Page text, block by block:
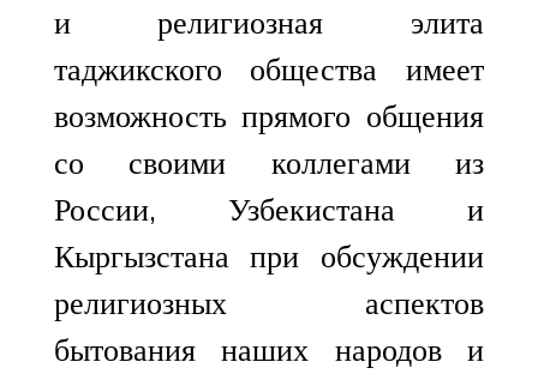
и религиозная элита
таджикского общества имеет
возможность прямого общения
со своими коллегами из
России, Узбекистана и
Кыргызстана при обсуждении
религиозных аспектов
бытования наших народов и